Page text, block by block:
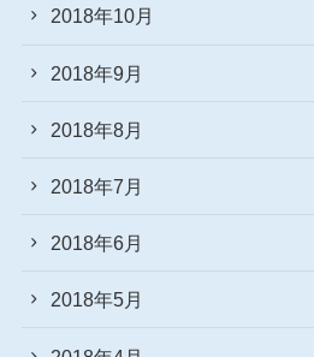
2018年10月
2018年9月
2018年8月
2018年7月
2018年6月
2018年5月